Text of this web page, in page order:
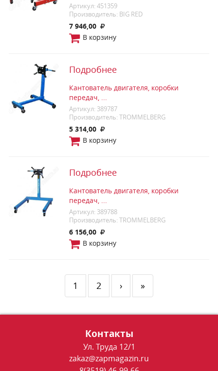
Артикул: 451359
Производитель: BIG RED
7 946,00
В корзину
Подробнее
Кантователь двигателя, коробки
передач, ...
Артикул: 389787
Производитель: TROMMELBERG
5 314,00
В корзину
Подробнее
Кантователь двигателя, коробки
передач, ...
Артикул: 389788
Производитель: TROMMELBERG
6 156,00
В корзину
1 2 › »
Контакты
Ул. Труда 12/1
zakaz@zapmagazin.ru